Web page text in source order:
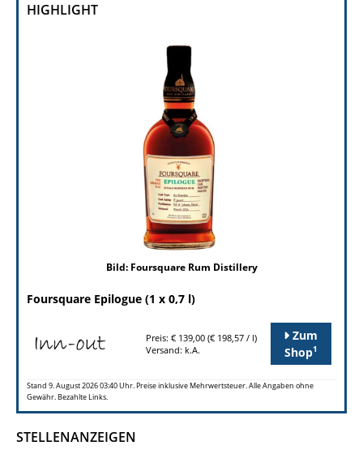
HIGHLIGHT
Bild: Foursquare Rum Distillery
Foursquare Epilogue (1 x 0,7 l)
Preis: € 139,00 (€ 198,57 / l)
Versand: k.A.
Zum
Shop1
Stand 9. August 2026 03:40 Uhr. Preise inklusive Mehrwertsteuer. Alle Angaben ohne
Gewähr. Bezahlte Links.
STELLENANZEIGEN